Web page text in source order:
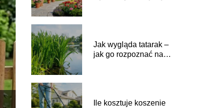
Jak wygląda tatarak –
jak go rozpoznać nad
Ile kosztuje koszenie